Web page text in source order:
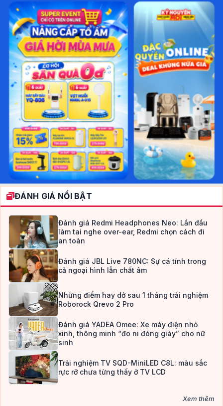
ĐÁNH GIÁ NỔI BẬT
Đánh giá Redmi Headphones Neo: Lần đầu
làm tai nghe over-ear, Redmi chọn cách đi
an toàn
Đánh giá JBL Live 780NC: Sự cá tính trong
cả ngoại hình lẫn chất âm
Những điểm hay dở sau 1 tháng trải nghiệm
Roborock Qrevo 2 Pro
Đánh giá YADEA Omee: Xe máy điện nhỏ
xinh, thông minh “đo ni đóng giày” cho nữ
sinh
Trải nghiệm TV SQD-MiniLED C8L: màu sắc
rực rỡ chưa từng thấy ở TV LCD
Xem thêm